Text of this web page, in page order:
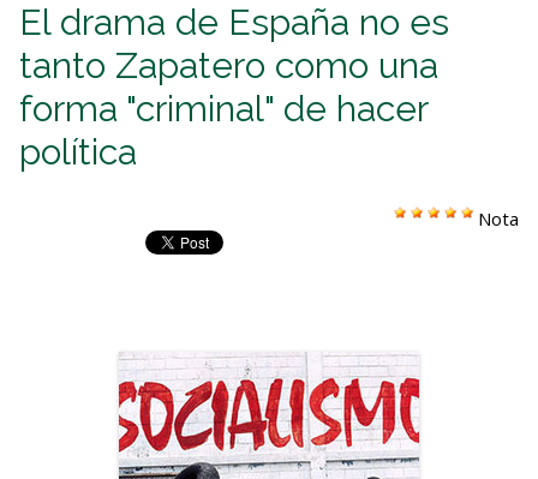
El drama de España no es
tanto Zapatero como una
forma "criminal" de hacer
política
Nota